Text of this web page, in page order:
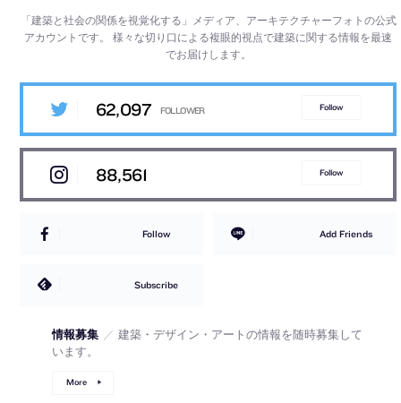
「建築と社会の関係を視覚化する」メディア、アーキテクチャーフォトの公式
アカウントです。様々な切り口による複眼的視点で建築に関する情報を最速
でお届けします。
62,097 Follow
88,561 Follow
Follow Add Friends
Subscribe
情報募集 ／ 建築・デザイン・アートの情報を随時募集して
います。
More